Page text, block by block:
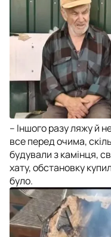
– Іншого разу ляжу й
все перед очима,
будували з камінця,
хату, обстановку
було.